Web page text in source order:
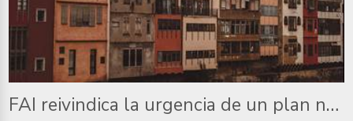
FAI reivindica la urgencia de un plan nacional de emergencia de Vivienda